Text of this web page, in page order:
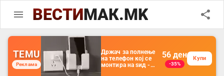
ВЕСТИМАК.MK
TEMU
Реклама
Држач за полнење
на телефон кој се
монтира на ѕид -
56 ден
-35%
Купи